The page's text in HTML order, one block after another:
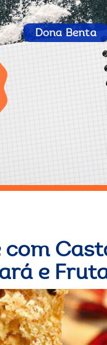
Dona Benta
com
e